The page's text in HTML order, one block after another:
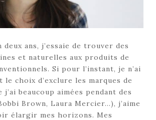
ans, j’essaie de trouver des
et naturelles aux produits de
Si pour l’instant, je n’ai
choix d’exclure les marques de
beaucoup aimées pendant des
Brown, Laura Mercier…), j’aime
élargir mes horizons. Mes